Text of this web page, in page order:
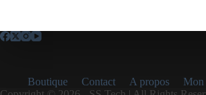
Boutique Contact A propos
Mon